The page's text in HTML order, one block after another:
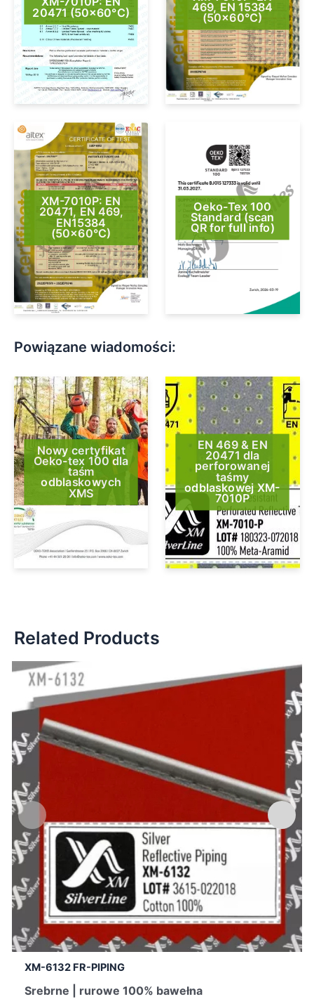
20471 (50×60°C) 469, EN 15384
(50×60°C)
XM-7010P: EN
20471, EN 469,
EN15384
(50×60°C)
Oeko-Tex 100
Standard (scan
QR for full info)
Powiązane wiadomości:
Nowy certyfikat
Oeko-tex 100 dla
taśm
odblaskowych
XMS
EN 469 & EN
20471 dla
perforowanej
taśmy
odblaskowej XM-
7010P
Related Products
XM-6132 FR-PIPING
Srebrne | rurowe 100% bawełna